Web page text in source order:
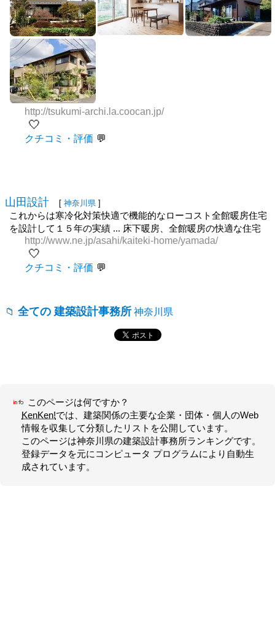
http://tsukumi-archi.la.coocan.jp/
🤍
クチコミ・評価
山田設計 [ 神奈川県 ]
これからは寒冷化対策快適で機能的なローコスト全館暖房住宅
を設計して１５年の実績 ... 床下暖房、全館暖房の快適な住宅
http://www.ne.jp/asahi/kaiteki-home/yamada/
🤍
クチコミ・評価
全ての 建築設計事務所 神奈川県
このページは何ですか？
KenKen!では、建築関係の主要な企業・団体・個人のWeb
情報を収集して分類したリストを公開しています。
このページは神奈川県の建築設計事務所ランキングです。
登録データを元にコンピュータ プログラムにより自動生
成されています。